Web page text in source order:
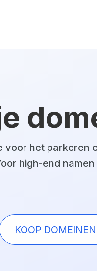
voor het parkeren
high-end namen
KOOP DOMEINEN